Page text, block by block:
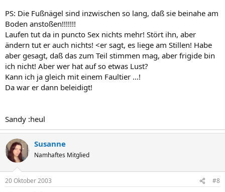
PS: Die Fußnägel sind inzwischen so lang, daß sie beinahe am
Boden anstoßen!!!!!!!
Laufen tut da in puncto Sex nichts mehr! Stört ihn, aber
ändern tut er auch nichts! <er sagt, es liege am Stillen! Habe
aber gesagt, daß das zum Teil stimmen mag, aber frigide bin
ich nicht! Aber wer hat auf so etwas Lust?
Kann ich ja gleich mit einem Faultier ...!
Da war er dann beleidigt!
Sandy :heul
Susanne
Namhaftes Mitglied
20 Oktober 2003 #8